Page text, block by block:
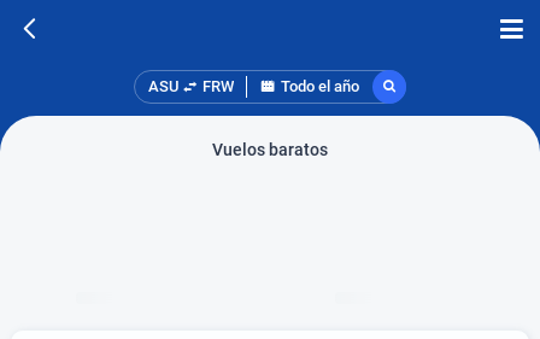
ASU FRW Todo el año
Vuelos baratos